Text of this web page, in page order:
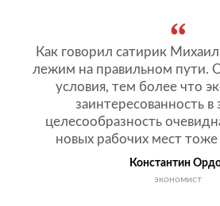
Как говорил сатирик
лежим на правильном пути.
условия, тем более что
заинтересованность в
целесообразность
новых рабочих мест тоже
Константин
экономист